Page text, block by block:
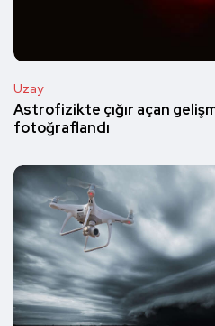
Uzay
Astrofizikte çığır açan
fotoğraflandı